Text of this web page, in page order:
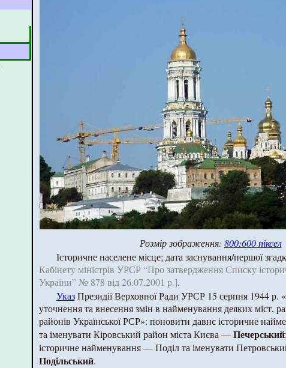
Розмір зображення: 800:600 піксел
Історичне населене місце; дата заснування/першої
Кабінету міністрів УРСР “Про затвердження Списку
України” № 878 від 26.07.2001 р.].
УказПрезидії Верховної Ради УРСР 15 серпня 1944 р.
уточнення та внесення змін в найменування деяких міст,
районів Української РСР»: поновити давнє історичне
та іменувати Кіровський район міста Києва —Печерський
історичне найменування — Поділ та іменувати
Подільський.